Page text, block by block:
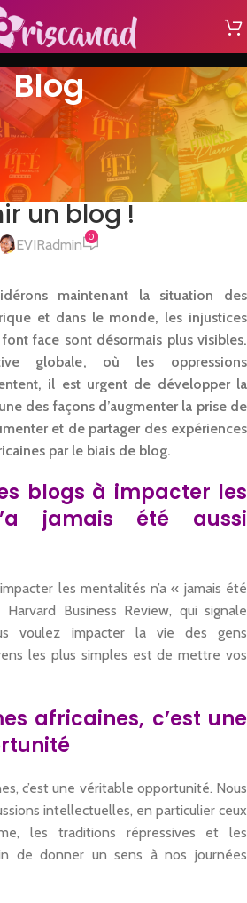
Blog
BOSSNAD
toutes les
devraient
un blog !
EVIRadmin 0
maintenant la situation des
et dans le monde, les injustices
face sont désormais plus visibles.
globale, où les oppressions
il est urgent de développer la
des façons d’augmenter la prise de
et de partager des expériences
par le biais de blog.
blogs à impacter les
jamais été aussi
les mentalités n’a « jamais été
Business Review, qui signale
voulez impacter la vie des gens
les plus simples est de mettre vos
africaines, c’est une
c’est une véritable opportunité. Nous
intellectuelles, en particulier ceux
les traditions répressives et les
de donner un sens à nos journées